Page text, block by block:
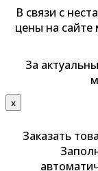
В связи с
цены на сайте
За
х
Заказать